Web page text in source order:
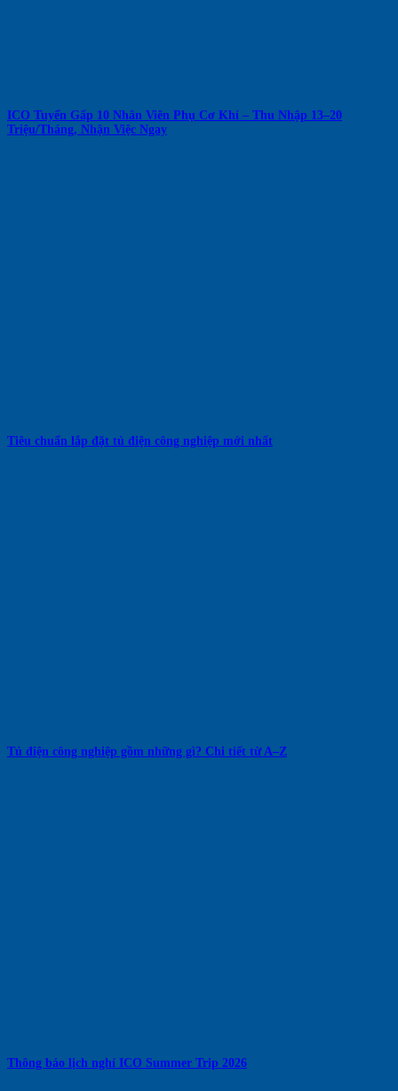
ICO Tuyển Gấp 10 Nhân Viên Phụ Cơ Khí – Thu Nhập 13–20
Triệu/Tháng, Nhận Việc Ngay
Tiêu chuẩn lắp đặt tủ điện công nghiệp mới nhất
Tủ điện công nghiệp gồm những gì? Chi tiết từ A–Z
Thông báo lịch nghỉ ICO Summer Trip 2026